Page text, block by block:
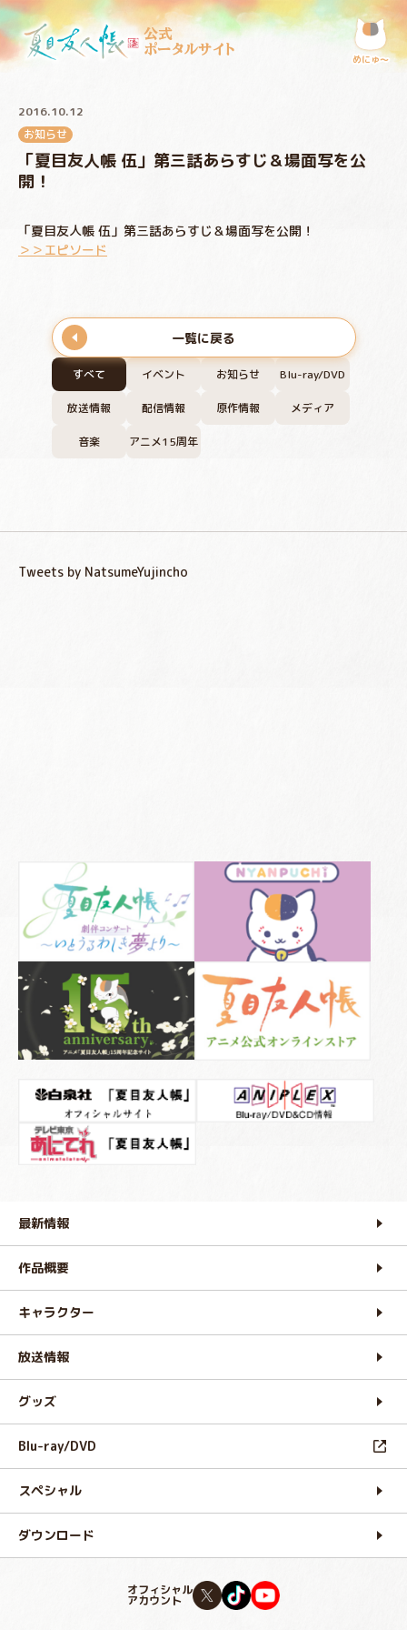
公式
ポータルサイト
めにゅ〜
すべて イベント お知らせ Blu-ray/DVD
放送情報 配信情報 原作情報 メディア
音楽 アニメ15周年
2016.10.12
お知らせ
「夏目友人帳 伍」第三話あらすじ＆場面写を公
開！
「夏目友人帳 伍」第三話あらすじ＆場面写を公開！
＞＞エピソード
一覧に戻る
Tweets by NatsumeYujincho
最新情報
作品概要
キャラクター
放送情報
グッズ
Blu-ray/DVD
スペシャル
ダウンロード
オフィシャル
アカウント